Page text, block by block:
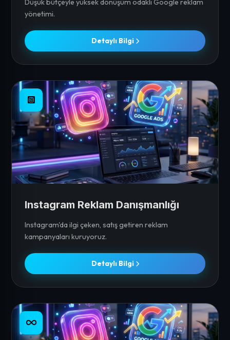
yönetimi.
Detaylı Bilgi
Instagram Reklam Danışmanlığı
Instagram'da ilgi çeken, satış getiren reklam
kampanyaları kuruyoruz.
Detaylı Bilgi